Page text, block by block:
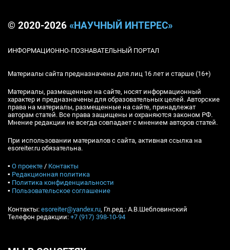
© 2020-2026 «НАУЧНЫЙ ИНТЕРЕС»
ИНФОРМАЦИОННО-ПОЗНАВАТЕЛЬНЫЙ ПОРТАЛ
Материалы сайта предназначены для лиц 16 лет и старше (16+)
Материалы, размещенные на сайте, носят информационный
характер и предназначены для образовательных целей. Авторские
права на материалы, размещенные на сайте, принадлежат
авторам статей. Все права защищены и охраняются законом РФ.
Мнение редакции не всегда совпадает с мнением авторов статей.
При использовании материалов с сайта, активная ссылка на
esoreiter.ru обязательна.
▪ О проекте / Контакты
▪ Редакционная политика
▪ Политика конфиденциальности
▪ Пользовательское соглашение
Контакты: esoreiter@yandex.ru, Гл.ред.: А.В.Шебловинский
Телефон редакции: +7 (917) 398-10-94